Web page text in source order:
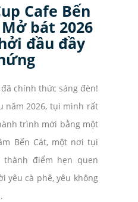
Cafe Bến
bát 2026
đầu đầy
chính thức sáng đèn!
năm 2026, tụi mình rất
trình mới bằng một
Bến Cát, một nơi tụi
điểm hẹn quen
yêu cà phê, yêu không